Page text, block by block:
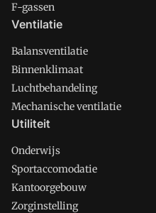
F-gassen
Ventilatie
Balansventilatie
Binnenklimaat
Luchtbehandeling
Mechanische ventilatie
Utiliteit
Onderwijs
Sportaccomodatie
Kantoorgebouw
Zorginstelling